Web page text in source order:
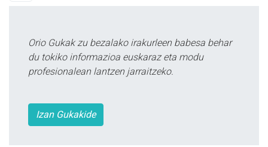
Orio Gukak zu bezalako irakurleen babesa behar
du tokiko informazioa euskaraz eta modu
profesionalean lantzen jarraitzeko.
Izan Gukakide